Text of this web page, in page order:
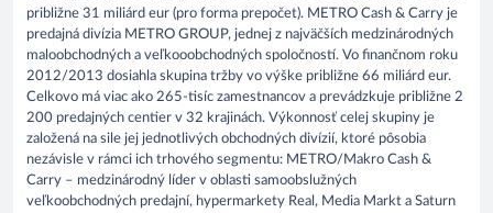
približne 31 miliárd eur (pro forma prepočet). METRO Cash & Carry je
predajná divízia METRO GROUP, jednej z najväčších medzinárodných
maloobchodných a veľkooobchodných spoločností. Vo finančnom roku
2012/2013 dosiahla skupina tržby vo výške približne 66 miliárd eur.
Celkovo má viac ako 265-tisíc zamestnancov a prevádzkuje približne 2
200 predajných centier v 32 krajinách. Výkonnosť celej skupiny je
založená na sile jej jednotlivých obchodných divízií, ktoré pôsobia
nezávisle v rámci ich trhového segmentu: METRO/Makro Cash &
Carry – medzinárodný líder v oblasti samoobslužných
veľkoobchodných predajní, hypermarkety Real, Media Markt a Saturn